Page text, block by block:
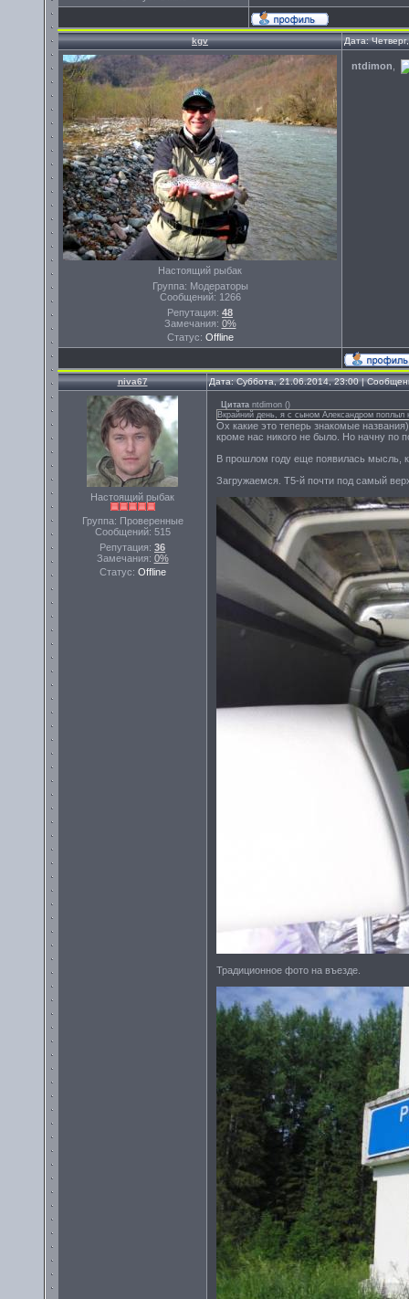
kgv Дата:
Настоящий рыбак
Группа: Модераторы
Сообщений: 1266
Репутация: 48
Замечания: 0%
Статус: Offline
ntdimon
niva67 Дата: Суббота, 21.06.2014, 23:00 |
Настоящий рыбак
Группа: Проверенные
Сообщений: 515
Репутация: 36
Замечания: 0%
Статус: Offline
Цитата ntdimon ()
Вкрайний день, я с сыном Александром поплыл
Ох какие это теперь знакомые
кроме нас никого не было. Но начну по
В прошлом году еще появилась мысль,
Загружаемся. Т5-й почти под самый
Традиционное фото на въезде.